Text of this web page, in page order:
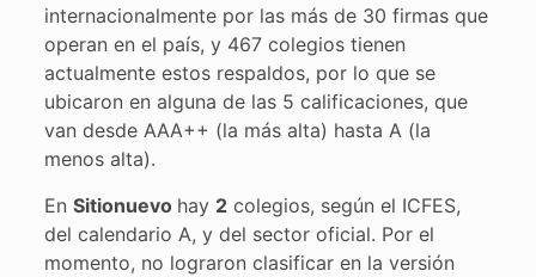
internacionalmente por las más de 30 firmas que
operan en el país, y 467 colegios tienen
actualmente estos respaldos, por lo que se
ubicaron en alguna de las 5 calificaciones, que
van desde AAA++ (la más alta) hasta A (la
menos alta).
En Sitionuevo hay 2colegios, según el ICFES,
del calendario A, y del sector oficial. Por el
momento, no lograron clasificar en la versión